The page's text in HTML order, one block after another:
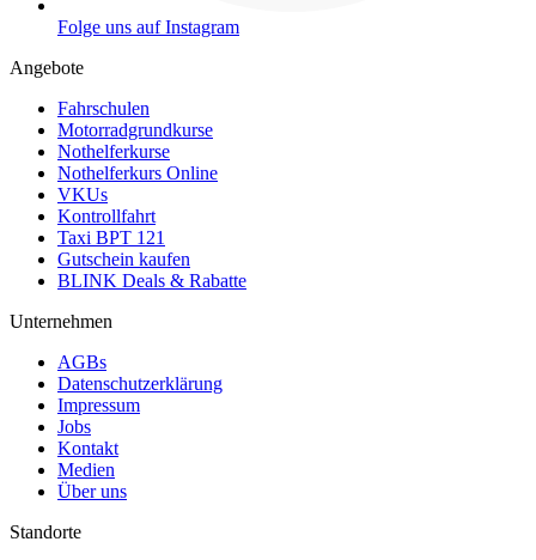
Folge uns auf Instagram
Angebote
Fahrschulen
Motorradgrundkurse
Nothelferkurse
Nothelferkurs Online
VKUs
Kontrollfahrt
Taxi BPT 121
Gutschein kaufen
BLINK Deals & Rabatte
Unternehmen
AGBs
Datenschutzerklärung
Impressum
Jobs
Kontakt
Medien
Über uns
Standorte